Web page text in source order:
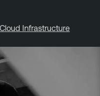
Infrastructure